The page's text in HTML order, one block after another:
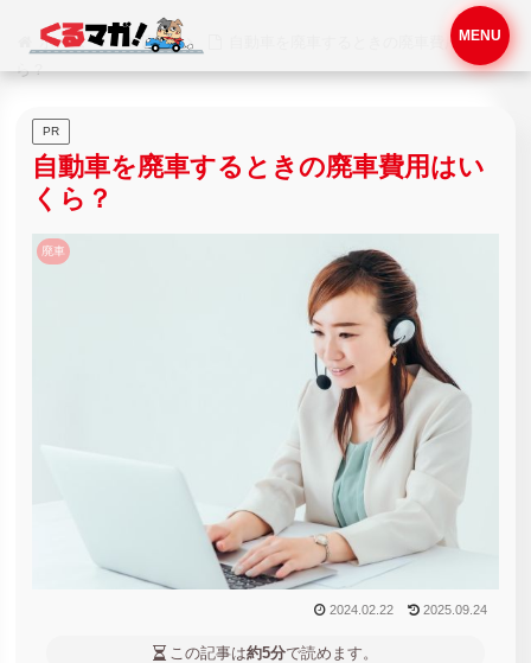
ホーム 廃車
自動車を廃車するときの廃車費用はいく
ら？
PR
自動車を廃車するときの廃車費用はい
くら？
廃車
2024.02.22 2025.09.24
この記事は約5分で読めます。
MENU